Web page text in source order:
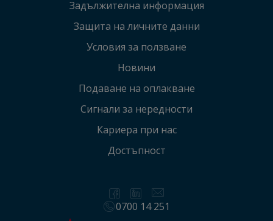
Задължителна информация
Защита на личните данни
Условия за ползване
Новини
Подаване на оплакванe
Сигнали за нередности
Кариера при нас
Достъпност
0700 14 251